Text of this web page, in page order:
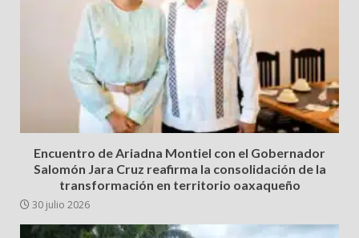
Encuentro de Ariadna Montiel con el Gobernador
Salomón Jara Cruz reafirma la consolidación de la
transformación en territorio oaxaqueño
30 julio 2026